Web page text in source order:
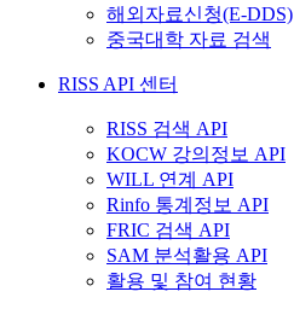
해외자료신청(E-DDS)
중국대학 자료 검색
RISS API 센터
RISS 검색 API
KOCW 강의정보 API
WILL 연계 API
Rinfo 통계정보 API
FRIC 검색 API
SAM 분석활용 API
활용 및 참여 현황